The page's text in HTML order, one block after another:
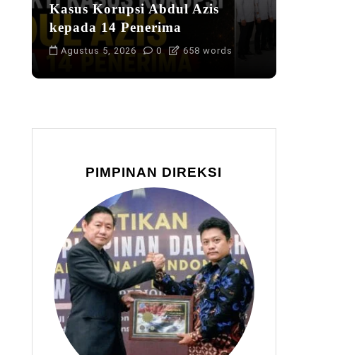
Kasus Korupsi Abdul Azis
kepada 14 Penerima
Agustus 5, 2026 0 658 words
PIMPINAN DIREKSI